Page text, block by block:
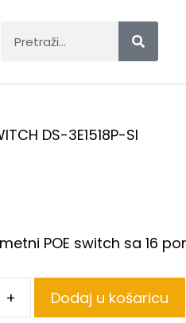
DS-3E1518P-SI
POE switch sa 16
+ Dodaj u košaricu